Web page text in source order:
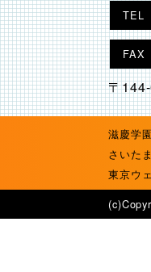
TEL
FAX
〒
滋慶学
さいた
東京ウ